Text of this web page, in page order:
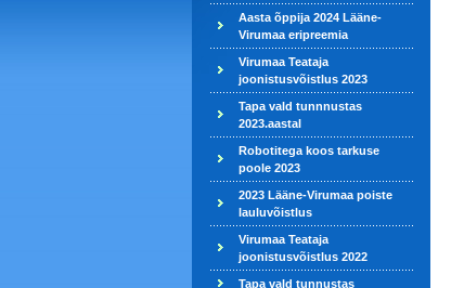
Aasta õppija 2024 Lääne-
Virumaa eripreemia
Virumaa Teataja
joonistusvõistlus 2023
Tapa vald tunnnustas
2023.aastal
Robotitega koos tarkuse
poole 2023
2023 Lääne-Virumaa poiste
lauluvõistlus
Virumaa Teataja
joonistusvõistlus 2022
Tapa vald tunnustas